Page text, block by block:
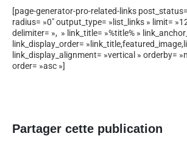
[page-generator-pro-related-links
radius= »0″ output_type= »list_links » limit=
delimiter= », » link_title= »%title% »
link_display_order=
link_display_alignment= »vertical » orderby=
order= »asc »]
Partager cette publication